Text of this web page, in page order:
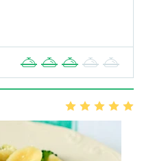
2 3 4
2 3 4